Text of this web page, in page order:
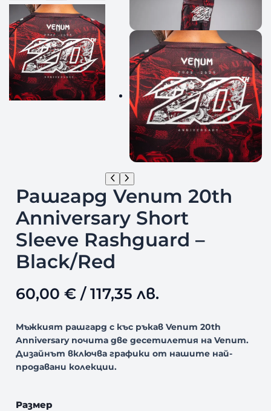
Рашгард Venum 20th
Anniversary Short
Sleeve Rashguard –
Black/Red
60,00 €/ 117,35 лв.
Мъжкият рашгард с къс ръкав Venum 20th
Anniversary почита две десетилетия на Venum.
Дизайнът включва графики от нашите най-
продавани колекции.
Размер